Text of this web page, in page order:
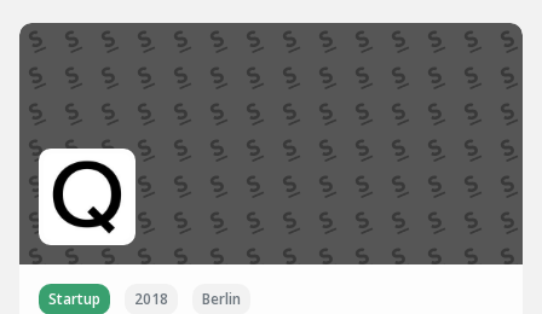
Startup 2018 Berlin